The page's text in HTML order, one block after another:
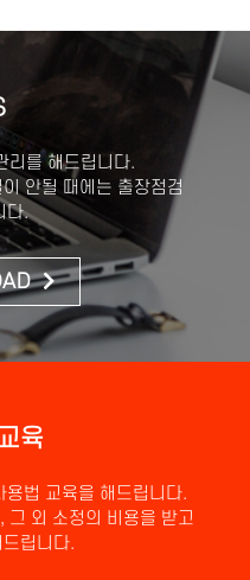
리를 해드립니다.
안될 때에는 출장점검
다.
육
법 교육을 해드립니다.
그 외 소정의 비용을 받고
립니다.